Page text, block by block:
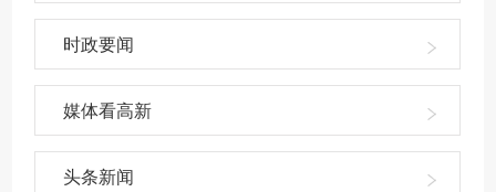
时政要闻
媒体看高新
头条新闻